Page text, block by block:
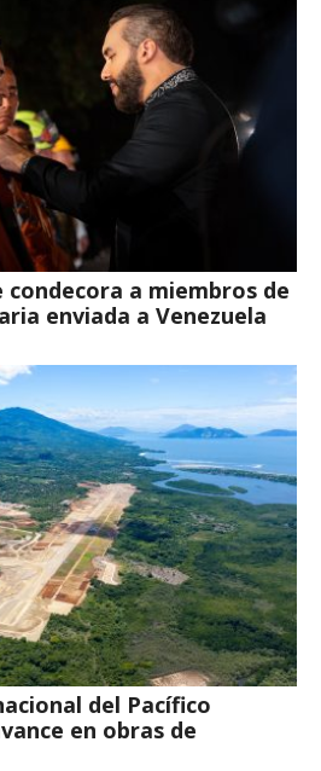
a miembros de
enviada a Venezuela
del Pacífico
en obras de